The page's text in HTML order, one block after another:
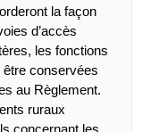
la façon
d’accès
les fonctions
conservées
au Règlement.
ruraux
concernant les